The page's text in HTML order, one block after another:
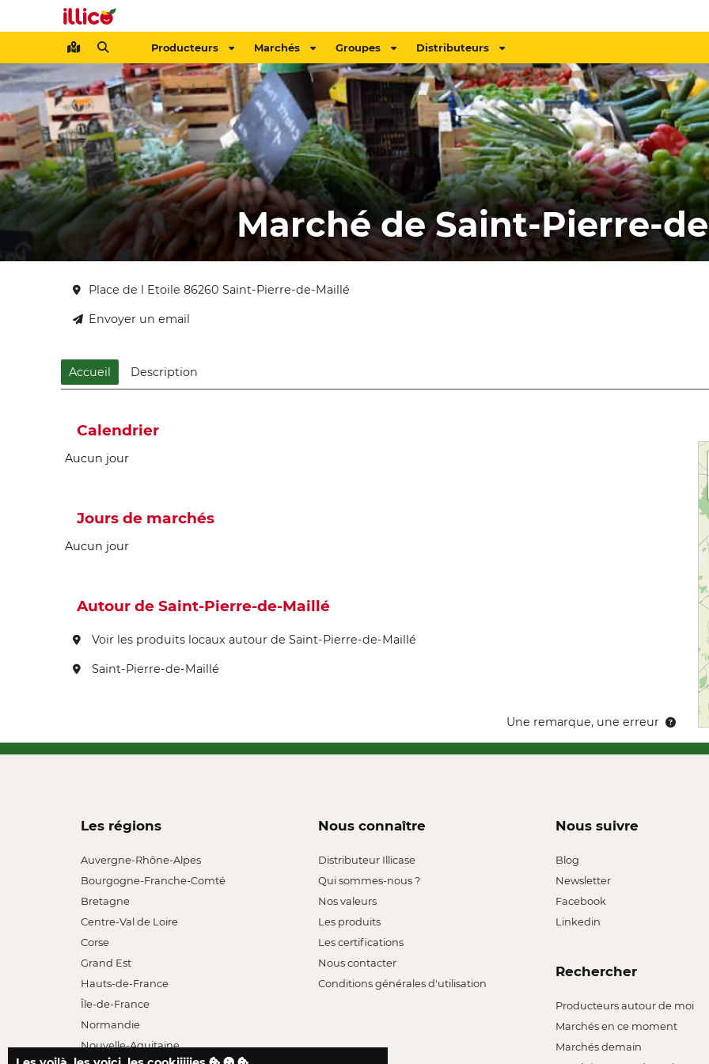
Producteurs Marchés Groupes Distributeurs
Marché de Saint-Pierre-
Place de l Etoile 86260 Saint-Pierre-de-Maillé
Envoyer un email
Accueil Description
Calendrier
Aucun jour
Jours de marchés
Aucun jour
Autour de Saint-Pierre-de-Maillé
Voir les produits locaux autour de Saint-Pierre-de-Maillé
Saint-Pierre-de-Maillé
Une remarque, une erreur
Les régions
Auvergne-Rhône-Alpes
Bourgogne-Franche-Comté
Bretagne
Centre-Val de Loire
Corse
Grand Est
Hauts-de-France
Île-de-France
Normandie
Nouvelle-Aquitaine
Nous connaître
Distributeur Illicase
Qui sommes-nous ?
Nos valeurs
Les produits
Les certifications
Nous contacter
Conditions générales d'utilisation
Nous suivre
Blog
Newsletter
Facebook
Linkedin
Rechercher
Producteurs autour de moi
Marchés en ce moment
Marchés demain